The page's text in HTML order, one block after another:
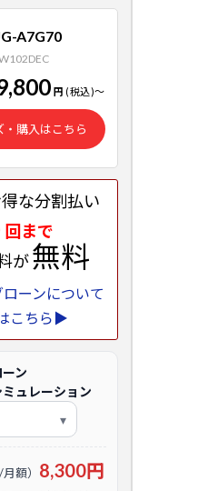
A7G70
円 (税込)～
・購入はこちら
な分割払い
回まで
が無料
ーンについて
こちら▶
ン
ュレーション
額） 8,300円